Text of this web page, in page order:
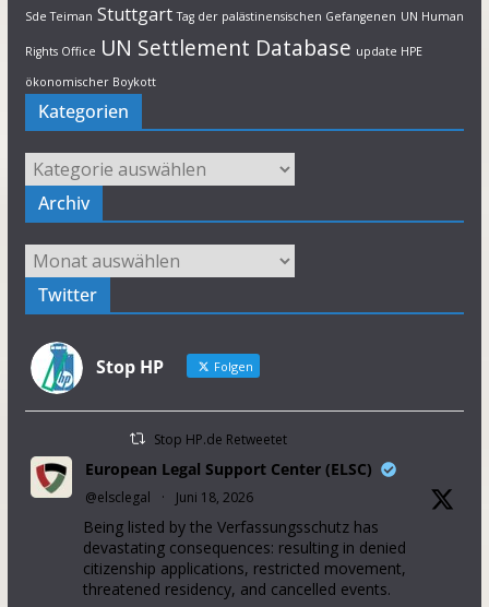
Sde Teiman Stuttgart Tag der palästinensischen Gefangenen UN Human
Rights Office UN Settlement Database update HPE
ökonomischer Boykott
Kategorien
Kategorien
Archiv
Archiv
Twitter
Stop HP Folgen
Stop HP.de Retweetet
European Legal Support Center (ELSC)
@elsclegal · Juni 18, 2026
Being listed by the Verfassungsschutz has
devastating consequences: resulting in denied
citizenship applications, restricted movement,
threatened residency, and cancelled events.